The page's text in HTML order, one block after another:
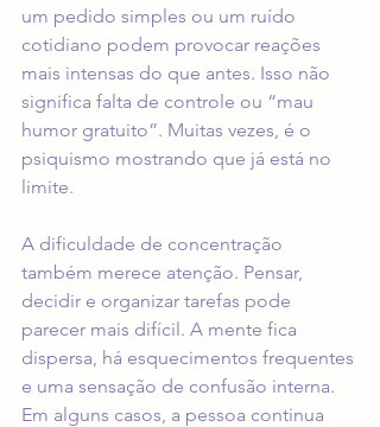
um pedido simples ou um ruído
cotidiano podem provocar reações
mais intensas do que antes. Isso não
significa falta de controle ou “mau
humor gratuito”. Muitas vezes, é o
psiquismo mostrando que já está no
limite.
A dificuldade de concentração
também merece atenção. Pensar,
decidir e organizar tarefas pode
parecer mais difícil. A mente fica
dispersa, há esquecimentos frequentes
e uma sensação de confusão interna.
Em alguns casos, a pessoa continua